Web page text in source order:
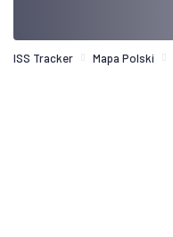
ISS Tracker Mapa Polski